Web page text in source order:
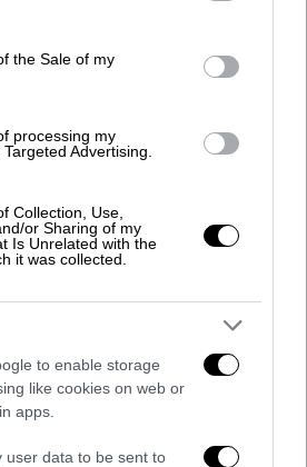
Google and its third-party tags to
specified purposes in below Google
the Sale of my
processing my
Advertising.
Collection, Use,
or Sharing of my
Is Unrelated with the
it was collected.
to enable storage
like cookies on web or
apps.
user data to be sent to
και αναμένεται να
στο τμήμα προγράμματος
σε επίπεδο στελεχών και
αλλά και
από τις κάμερες.